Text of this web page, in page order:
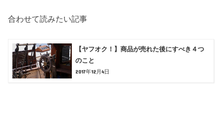
合わせて読みたい記事
【ヤフオク！】商品が売れた後にすべき４つ
のこと
2017年12月4日